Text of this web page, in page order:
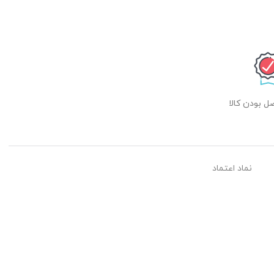
بودن کالا
نماد اعتماد